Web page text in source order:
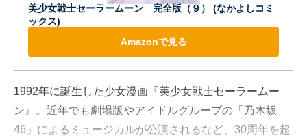
美少女戦士セーラームーン 完全版（９） (なかよしコミ
ックス)
Amazonで見る
1992年に誕生した少女漫画『美少女戦士セーラームー
ン』。近年でも劇場版やアイドルグループの「乃木坂
46」によるミュージカルが公演されるなど、30周年を超